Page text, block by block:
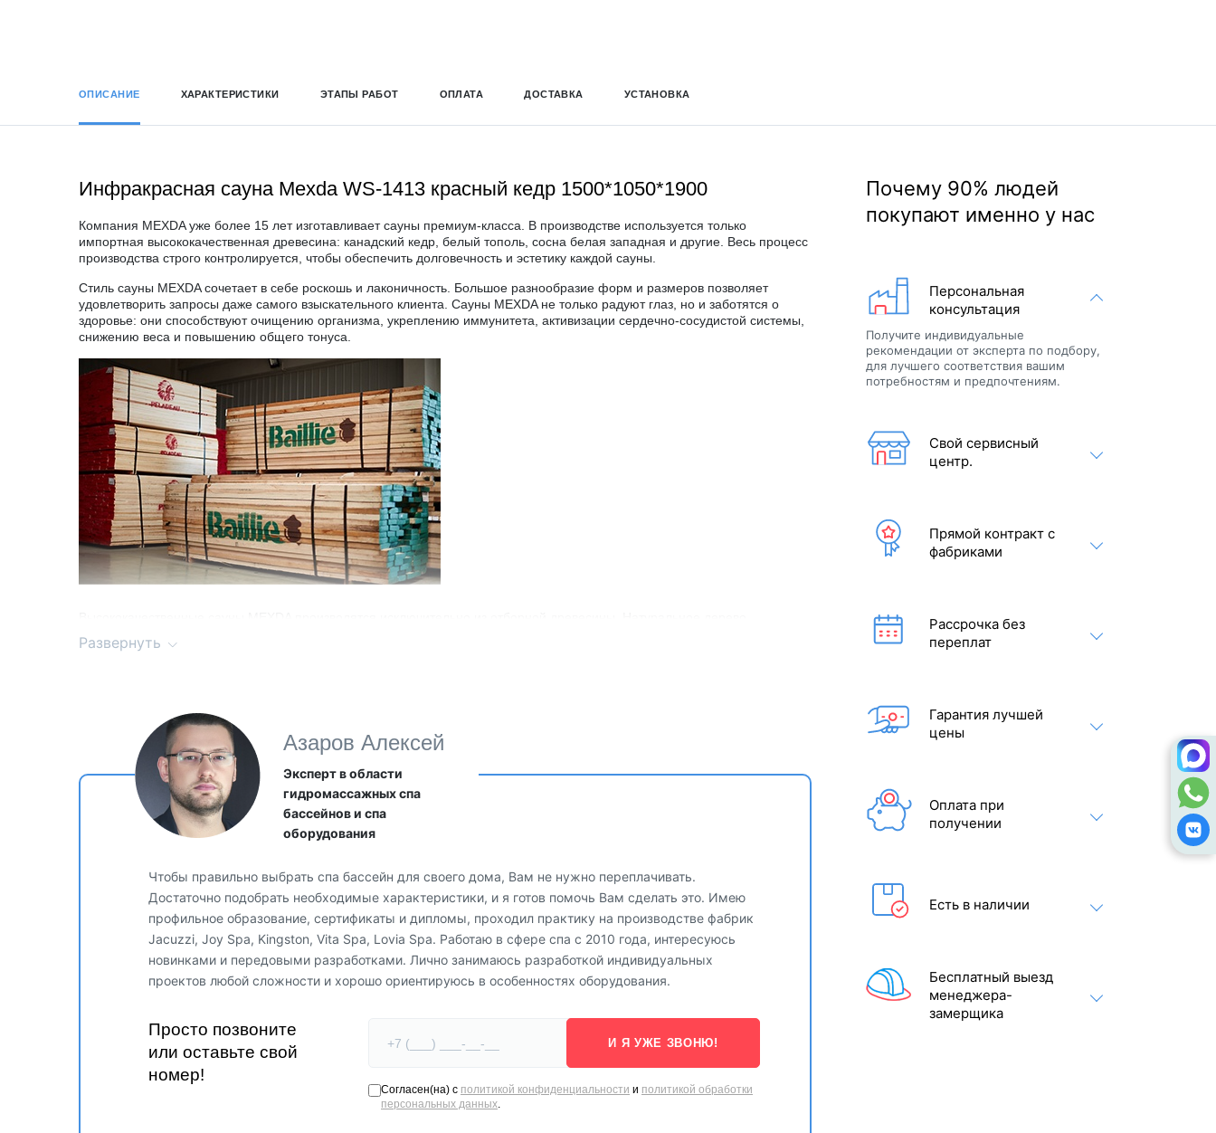
ОПИСАНИЕ ХАРАКТЕРИСТИКИ ЭТАПЫ РАБОТ ОПЛАТА ДОСТАВКА УСТАНОВКА
Инфракрасная сауна Mexda WS-1413 красный кедр 1500*1050*1900
Компания MEXDAуже более 15 лет изготавливает сауны премиум-класса. В производстве используется только
импортная высококачественная древесина: канадский кедр, белый тополь, сосна белая западная и другие. Весь процесс
производства строго контролируется, чтобы обеспечить долговечность и эстетику каждой сауны.
Стиль сауны MEXDAсочетает в себе роскошь и лаконичность. Большое разнообразие форм и размеров позволяет
удовлетворить запросы даже самого взыскательного клиента. Сауны MEXDAне только радуют глаз, но и заботятся о
здоровье: они способствуют очищению организма, укреплению иммунитета, активизации сердечно-сосудистой системы,
снижению веса и повышению общего тонуса.
отбор по цвету, текстуре, отсутствию сучков и другим параметрам, чтобы обеспечить безупречный внешний вид и
Внутри сауны установлено современное светодиодное освещение, которое позволяет создать уютную атмосферу. Цвет
освещения можно легко изменить на красный, зеленый, синий или градиентный, чтобы подчеркнуть настроение и стиль
Развернуть
Азаров Алексей
Эксперт в области
гидромассажных спа
бассейнов и спа
оборудования
Чтобы правильно выбрать спа бассейн для своего дома, Вам не нужно переплачивать.
Достаточно подобрать необходимые характеристики, и я готов помочь Вам сделать это. Имею
профильное образование, сертификаты и дипломы, проходил практику на производстве фабрик
Jacuzzi, Joy Spa, Kingston, Vita Spa, Lovia Spa. Работаю в сфере спа с 2010 года, интересуюсь
новинками и передовыми разработками. Лично занимаюсь разработкой индивидуальных
проектов любой сложности и хорошо ориентируюсь в особенностях оборудования.
Просто позвоните
или оставьте свой
номер!
И Я УЖЕ ЗВОНЮ!
Согласен(на) с политикой конфиденциальности и политикой обработки
персональных данных.
Почему 90% людей
покупают именно у нас
Персональная
консультация
Получите индивидуальные
рекомендации от эксперта по подбору,
для лучшего соответствия вашим
потребностям и предпочтениям.
Свой сервисный
центр.
Прямой контракт с
фабриками
Рассрочка без
переплат
Гарантия лучшей
цены
Оплата при
получении
Есть в наличии
Бесплатный выезд
менеджера-
замерщика